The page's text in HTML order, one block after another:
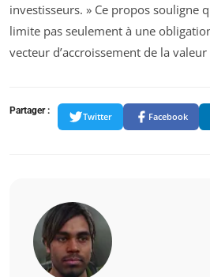
investisseurs. » Ce propos souligne
limite pas seulement à une
vecteur d’accroissement de la
Partager :
Twitter Facebook